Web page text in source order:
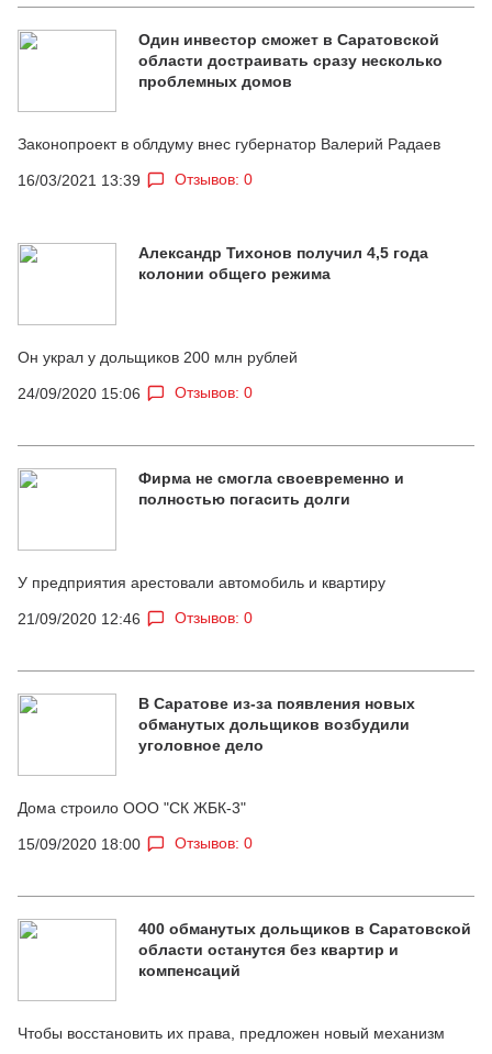
Один инвестор сможет в Саратовской
области достраивать сразу несколько
проблемных домов
Законопроект в облдуму внес губернатор Валерий Радаев
16/03/2021 13:39 Отзывов: 0
Александр Тихонов получил 4,5 года
колонии общего режима
Он украл у дольщиков 200 млн рублей
24/09/2020 15:06 Отзывов: 0
Фирма не смогла своевременно и
полностью погасить долги
У предприятия арестовали автомобиль и квартиру
21/09/2020 12:46 Отзывов: 0
В Саратове из-за появления новых
обманутых дольщиков возбудили
уголовное дело
Дома строило ООО "СК ЖБК-3"
15/09/2020 18:00 Отзывов: 0
400 обманутых дольщиков в Саратовской
области останутся без квартир и
компенсаций
Чтобы восстановить их права, предложен новый механизм